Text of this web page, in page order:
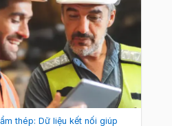
thép: Dữ liệu kết nối giúp